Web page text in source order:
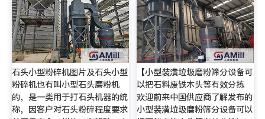
石头小型粉碎机图片及石头小型
粉碎机也有叫小型石头磨粉机
的，是一类用于打石头机器的统
称，因客户对石头粉碎程度要求
【小型装潢垃圾磨粉筛分设备可
以把石料废铁木头等有效分拣
欢迎前来中国供应商了解发布的
小型装潢垃圾磨粉筛分设备可以